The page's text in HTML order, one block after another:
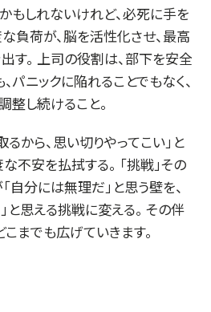
もしれないけれど、必死に手を
負荷が、脳を活性化させ、最高
す。 上司の役割は、部下を安全
パニックに陥れることでもなく、
整し続けること。
から、思い切りやってこい」と
不安を払拭する。 「挑戦」その
自分には無理だ」と思う壁を、
と思える挑戦に変える。 その伴
までも広げていきます。